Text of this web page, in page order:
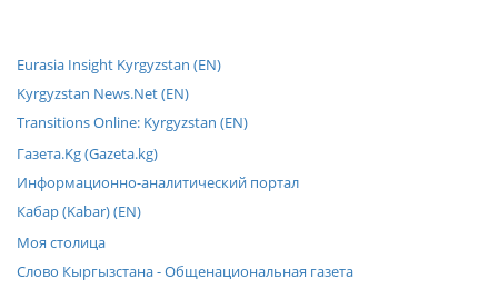
Eurasia Insight Kyrgyzstan (EN)
Kyrgyzstan News.Net (EN)
Transitions Online: Kyrgyzstan (EN)
Газета.Kg (Gazeta.kg)
Информационно-аналитический портал
Кабар (Kabar) (EN)
Моя столица
Слово Кыргызстана - Общенациональная газета